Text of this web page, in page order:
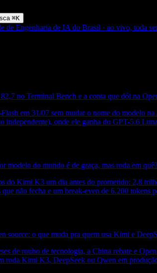
⌘K
de Engenharia de IA do Brasil · ao vivo, toda
no Terminal Bench e a conta que dói na
em 31/07 sem mudar o nome do modelo
independente), onde ele ganha do GPT-5.6
modelo do mundo é de graça, mas roda em
do Kimi K3 um dia antes do prometido: 2,8
não fecha e um break-even de 6.200
source: o que muda pra quem usa Kimi e
de roubo de tecnologia, a China rebate e
roda Kimi K3, DeepSeek ou Qwen em